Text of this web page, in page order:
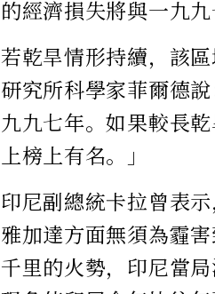
的經濟損失將與一九
若乾旱情形持續，該
研究所科學家菲爾德
九九七年。如果較長
上榜上有名。」
印尼副總統卡拉曾表
雅加達方面無須為霾
千里的火勢，印尼當